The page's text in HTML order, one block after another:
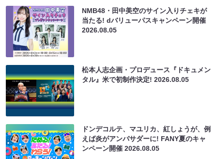
NMB48・田中美空のサイン入りチェキが
当たる! dバリューパスキャンペーン開催
2026.08.05
松本人志企画・プロデュース『ドキュメン
タル』米で初制作決定!2026.08.05
ドンデコルテ、マユリカ、紅しょうが、例
えば炎がアンバサダーに! FANY夏のキャ
ンペーン開催2026.08.05